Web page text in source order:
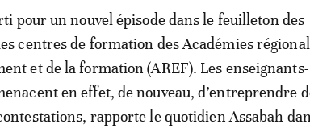
pour un nouvel épisode dans le feuilleton des
centres de formation des Académies
et de la formation (AREF). Les enseignants-
en effet, de nouveau, d’entreprendre
rapporte le quotidien Assabah